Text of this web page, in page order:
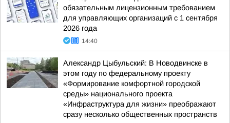
обязательным лицензионным требованием
для управляющих организаций с 1 сентября
2026 года
14:40
Александр Цыбульский: В Новодвинске в
этом году по федеральному проекту
«Формирование комфортной городской
среды» национального проекта
«Инфраструктура для жизни» преображают
сразу несколько общественных пространств